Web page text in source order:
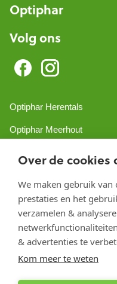
Over de cookies
We maken gebruik van
prestaties en het
verzamelen &
& advertenties te
Kom meer te weten
Optiphar
Volg ons
Optiphar Herentals
Optiphar Meerhout
Optiphar Turnhout
Copyright 2026